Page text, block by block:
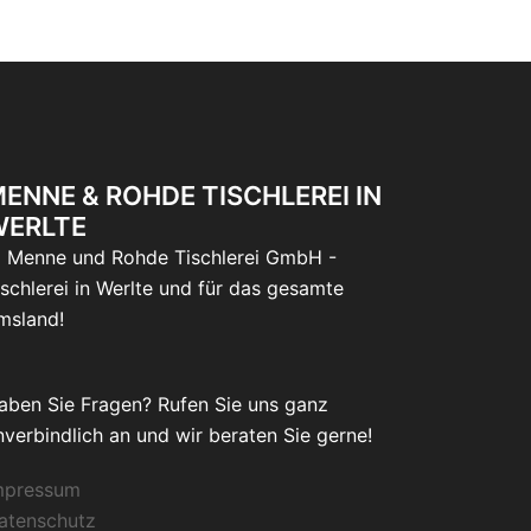
& ROHDE TISCHLEREI IN
und Rohde Tischlerei GmbH -
in Werlte und für das gesamte
Sie Fragen? Rufen Sie uns ganz
an und wir beraten Sie gerne!